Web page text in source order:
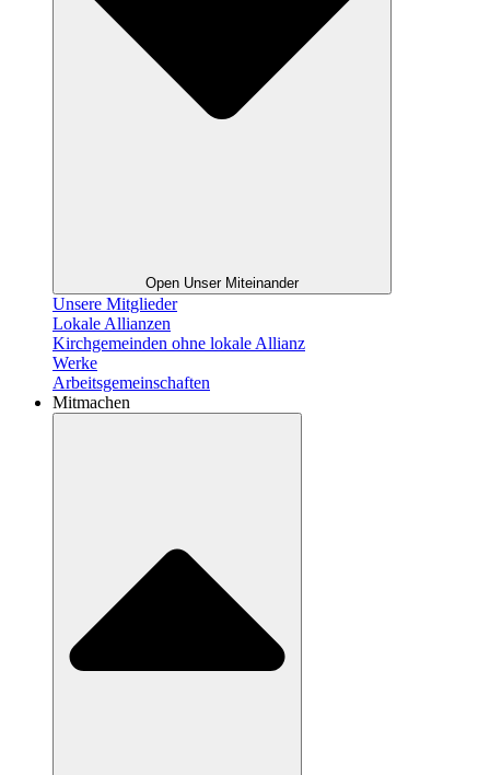
Open Unser Miteinander
Unsere Mitglieder
Lokale Allianzen
Kirchgemeinden ohne lokale Allianz
Werke
Arbeitsgemeinschaften
Mitmachen